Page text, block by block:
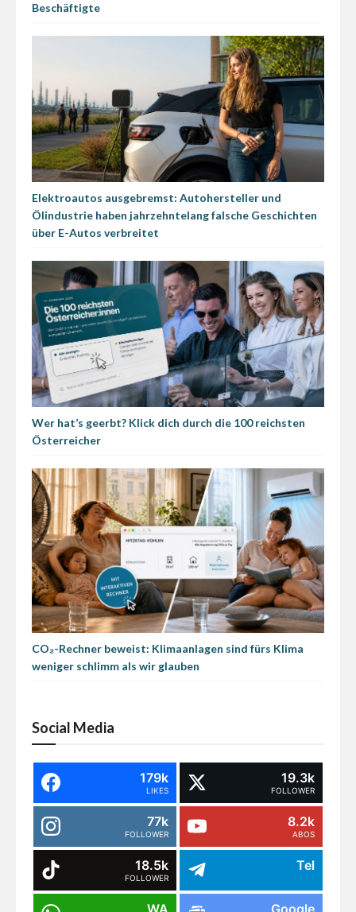
Beschäftigte
Elektroautos ausgebremst: Autohersteller und
Ölindustrie haben jahrzehntelang falsche Geschichten
über E-Autos verbreitet
Wer hat’s geerbt? Klick dich durch die 100 reichsten
Österreicher
CO₂-Rechner beweist: Klimaanlagen sind fürs Klima
weniger schlimm als wir glauben
Social Media
179k
LIKES
19.3k
FOLLOWER
77k
FOLLOWER
8.2k
ABOS
18.5k
FOLLOWER
Tel